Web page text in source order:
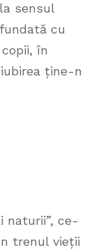
sensul
cu
în
ține-n
naturii”, ce-
trenul vieții